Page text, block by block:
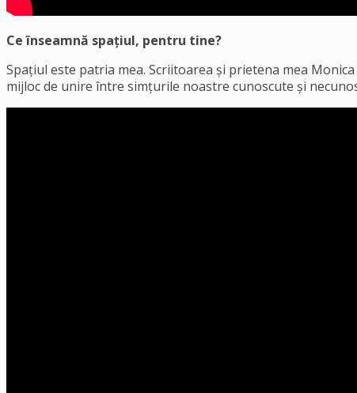
Ce înseamnă spațiul, pentru tine?
Spațiul este patria mea. Scriitoarea și prietena mea
mijloc de unire între simțurile noastre cunoscute și